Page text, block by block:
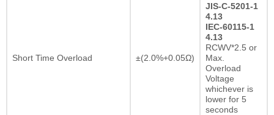
Short Time Overload ±(2.0%+0.05Ω)
JIS-C-5201-1
4.13
IEC-60115-1
4.13
RCWV*2.5 or
Max.
Overload
Voltage
whichever is
lower for 5
seconds